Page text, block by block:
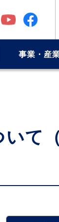
事業・産
て